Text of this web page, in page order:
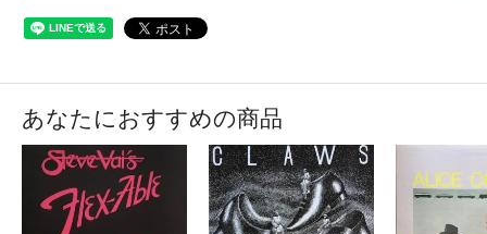
あなたにおすすめの商品